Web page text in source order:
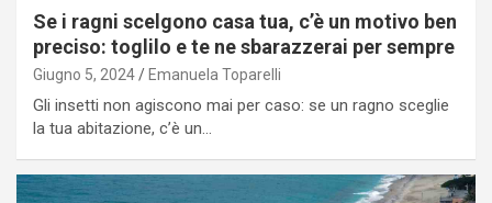
Se i ragni scelgono casa tua, c’è un motivo ben
preciso: toglilo e te ne sbarazzerai per sempre
Giugno 5, 2024 Emanuela Toparelli
Gli insetti non agiscono mai per caso: se un ragno sceglie
la tua abitazione, c’è un…